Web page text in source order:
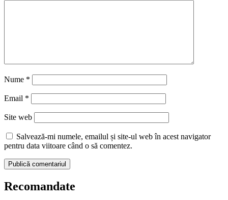
Nume *
Email *
Site web
Salvează-mi numele, emailul și site-ul web în acest navigator
pentru data viitoare când o să comentez.
Recomandate